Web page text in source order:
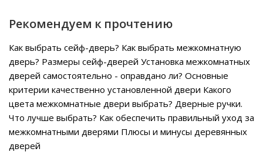
Рекомендуем к прочтению
Как выбрать сейф-дверь? Как выбрать межкомнатную
дверь? Размеры сейф-дверей Установка межкомнатных
дверей самостоятельно - оправдано ли? Основные
критерии качественно установленной двери Какого
цвета межкомнатные двери выбрать? Дверные ручки.
Что лучше выбрать? Как обеспечить правильный уход за
межкомнатными дверями Плюсы и минусы деревянных
дверей